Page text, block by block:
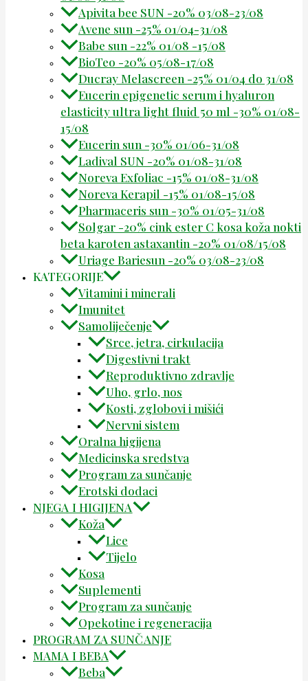
Apivita bee SUN -20% 03/08-23/08
Avene sun -25% 01/04-31/08
Babe sun -22% 01/08 -15/08
BioTeo -20% 05/08-17/08
Ducray Melascreen -25% 01/04 do 31/08
Eucerin epigenetic serum i hyaluron
elasticity ultra light fluid 50 ml -30% 01/08-
15/08
Eucerin sun -30% 01/06-31/08
Ladival SUN -20% 01/08-31/08
Noreva Exfoliac -15% 01/08-31/08
Noreva Kerapil -15% 01/08-15/08
Pharmaceris sun -30% 01/05-31/08
Solgar -20% cink ester C kosa koža nokti
beta karoten astaxantin -20% 01/08/15/08
Uriage Bariesun -20% 03/08-23/08
KATEGORIJE
Vitamini i minerali
Imunitet
Samoliječenje
Srce, jetra, cirkulacija
Digestivni trakt
Reproduktivno zdravlje
Uho, grlo, nos
Kosti, zglobovi i mišići
Nervni sistem
Oralna higijena
Medicinska sredstva
Program za sunčanje
Erotski dodaci
NJEGA I HIGIJENA
Koža
Lice
Tijelo
Kosa
Suplementi
Program za sunčanje
Opekotine i regeneracija
PROGRAM ZA SUNČANJE
MAMA I BEBA
Beba